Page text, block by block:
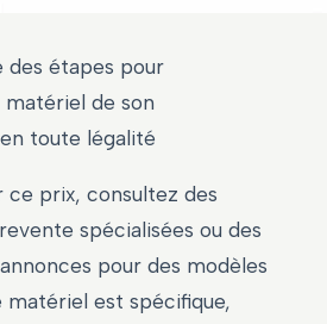
des étapes pour
de son
toute légalité
ce prix, consultez des
spécialisées ou des
pour des modèles
matériel est spécifique,